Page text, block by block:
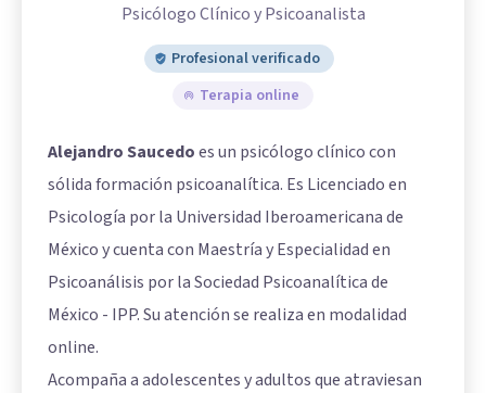
Psicólogo Clínico y Psicoanalista
Profesional verificado
Terapia online
Alejandro Saucedoes un psicólogo clínico con
sólida formación psicoanalítica. Es Licenciado en
Psicología por la Universidad Iberoamericana de
México y cuenta con Maestría y Especialidad en
Psicoanálisis por la Sociedad Psicoanalítica de
México - IPP. Su atención se realiza en modalidad
online.
Acompaña a adolescentes y adultos que atraviesan